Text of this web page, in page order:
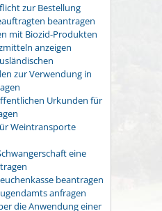
zur Bestellung
beantragen
mit Biozid-Produkten
anzeigen
zur Verwendung in
Urkunden für
Weintransporte
eine
beantragen
anfragen
die Anwendung einer